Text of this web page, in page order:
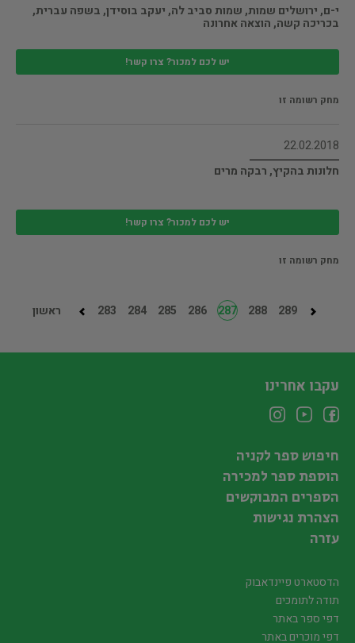
י-ם, ירושלים שמות, שמות סביב לה, יעקב בוסידן, בשפה עברית,
בכריכה קשה, הוצאה אחרונה
יש לכם למכור? צרו קשר!
מחק רשומה זו
22.02.2018
חלונות בהקיץ, רבקה מרים
יש לכם למכור? צרו קשר!
מחק רשומה זו
ראשון 283 284 285 286 287 288 289
עקבו אחרינו
חיפוש ספר לקניה
הוספת ספר למכירה
הספרים המבוקשים
הצהרת נגישות
עזרה
הדסטארט פיינדאבוק
תודה לתומכים
דפי ספר באתר
דפי מוכרים באתר